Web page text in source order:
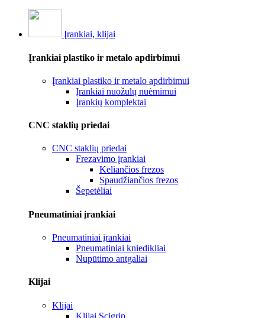
Įrankiai, klijai
Įrankiai plastiko ir metalo apdirbimui
Įrankiai plastiko ir metalo apdirbimui
Įrankiai nuožulų nuėmimui
Įrankių komplektai
CNC staklių priedai
CNC staklių priedai
Frezavimo įrankiai
Keliančios frezos
Spaudžiančios frezos
Šepetėliai
Pneumatiniai įrankiai
Pneumatiniai įrankiai
Pneumatiniai kniedikliai
Nupūtimo antgaliai
Klijai
Klijai
Klijai Scigrip